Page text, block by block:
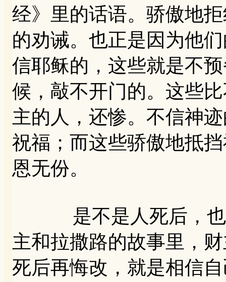
经》里的话语。骄傲地
的劝诫。也正是因为他
信耶稣的，这些就是不
候，敲不开门的。这些
主的人，还惨。不信神
祝福；而这些骄傲地抵
恩无份。
是不是人死后，也有
主和拉撒路的故事里，
死后再悔改，就是相信